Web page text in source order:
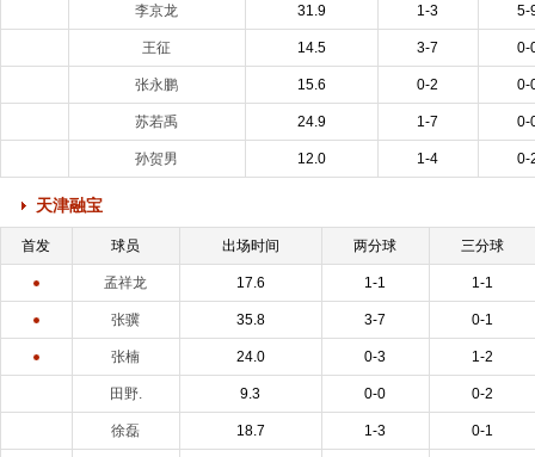
李京龙 31.9 1-3 5-
王征 14.5 3-7 0-
张永鹏 15.6 0-2 0-
苏若禹 24.9 1-7 0-
孙贺男 12.0 1-4 0-
天津融宝
首发 球员 出场时间 两分球 三分球
孟祥龙 17.6 1-1 1-1
张骥 35.8 3-7 0-1
张楠 24.0 0-3 1-2
田野. 9.3 0-0 0-2
徐磊 18.7 1-3 0-1